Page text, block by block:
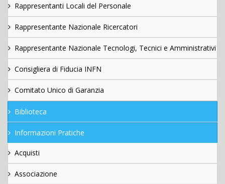
Rappresentanti Locali del Personale
Rappresentante Nazionale Ricercatori
Rappresentante Nazionale Tecnologi, Tecnici e Amministrativi
Consigliera di Fiducia INFN
Comitato Unico di Garanzia
Biblioteca
Informazioni Pratiche
Acquisti
Associazione